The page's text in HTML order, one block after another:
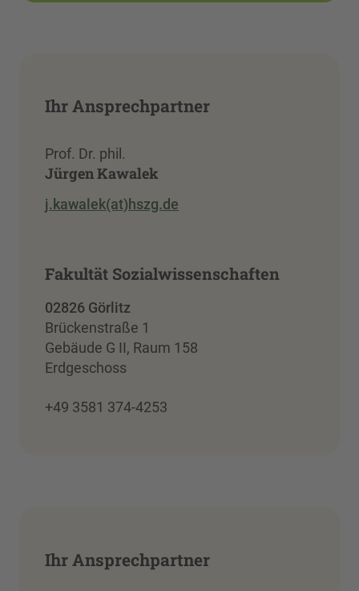
Ihr Ansprechpartner
Prof. Dr. phil.
Jürgen Kawalek
j.kawalek(at)hszg.de
Fakultät Sozialwissenschaften
02826 Görlitz
Brückenstraße 1
Gebäude G II, Raum 158
Erdgeschoss
+49 3581 374-4253
Ihr Ansprechpartner